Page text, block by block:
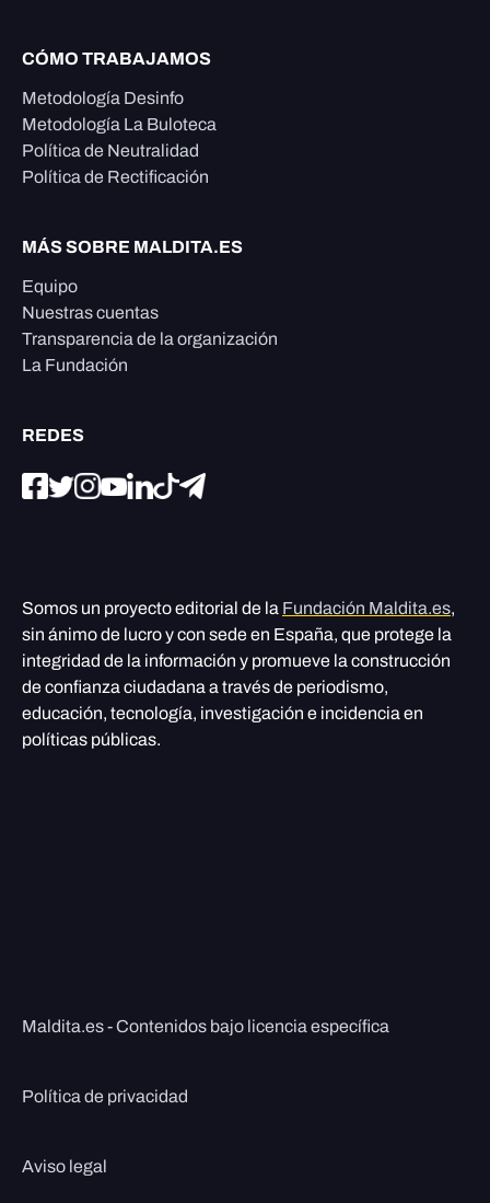
CÓMO TRABAJAMOS
Metodología Desinfo
Metodología La Buloteca
Política de Neutralidad
Política de Rectificación
MÁS SOBRE MALDITA.ES
Equipo
Nuestras cuentas
Transparencia de la organización
La Fundación
REDES
Somos un proyecto editorial de la Fundación Maldita.es,
sin ánimo de lucro y con sede en España, que protege la
integridad de la información y promueve la construcción
de confianza ciudadana a través de periodismo,
educación, tecnología, investigación e incidencia en
políticas públicas.
Maldita.es - Contenidos bajo licencia específica
Política de privacidad
Aviso legal